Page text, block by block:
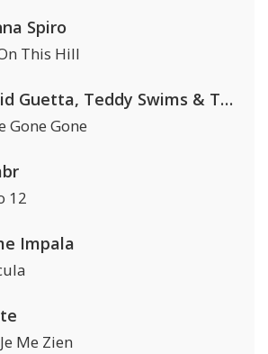
Spiro
This Hill
David Guetta, Teddy Swims & Tones And I
Gone Gone
12
Impala
Me Zien